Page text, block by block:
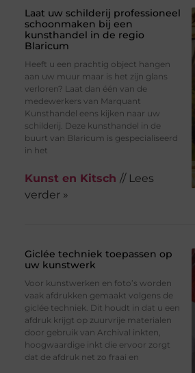
Laat uw schilderij professioneel
schoonmaken bij een
kunsthandel in de regio
Blaricum
Heeft u een prachtig object hangen
aan uw muur maar is het zijn glans
verloren? Laat dan één van de
medewerkers van Marquant
Kunsthandel eens kijken naar uw
schilderij. Deze kunsthandel in de
buurt van Blaricum is gespecialiseerd
in het
Kunst en Kitsch // Lees
verder »
Giclée techniek toepassen op
uw kunstwerk
Voor kunstwerken en foto’s worden
vaak afdrukken gemaakt volgens de
giclée techniek. Dit houdt in dat u een
afdruk krijgt op zuurvrije materialen
door gebruik van Archival inkten,
hoogwaardige inkt die ervoor zorgt
dat de afdruk net zo fraai en